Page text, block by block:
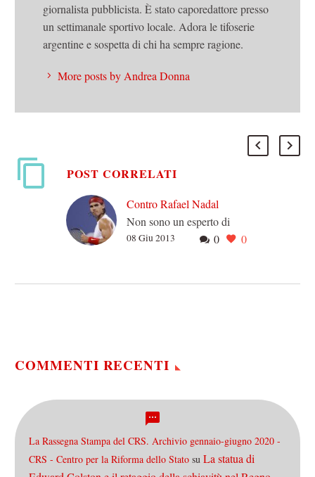
giornalista pubblicista. È stato caporedattore presso
un settimanale sportivo locale. Adora le tifoserie
argentine e sospetta di chi ha sempre ragione.
More posts by Andrea Donna
POST CORRELATI
Contro Rafael Nadal
Non sono un esperto di
tennis, il mio rapporto con
0 0
08 Giu 2013
COMMENTI RECENTI
La Rassegna Stampa del CRS. Archivio gennaio-giugno 2020 -
CRS - Centro per la Riforma dello Stato su La statua di